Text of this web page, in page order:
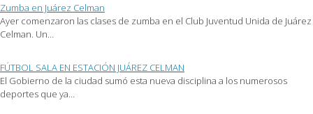
Zumba en Juárez Celman
Ayer comenzaron las clases de zumba en el Club Juventud Unida de Juárez
Celman. Un…
FÚTBOL SALA EN ESTACIÓN JUÁREZ CELMAN
El Gobierno de la ciudad sumó esta nueva disciplina a los numerosos
deportes que ya…